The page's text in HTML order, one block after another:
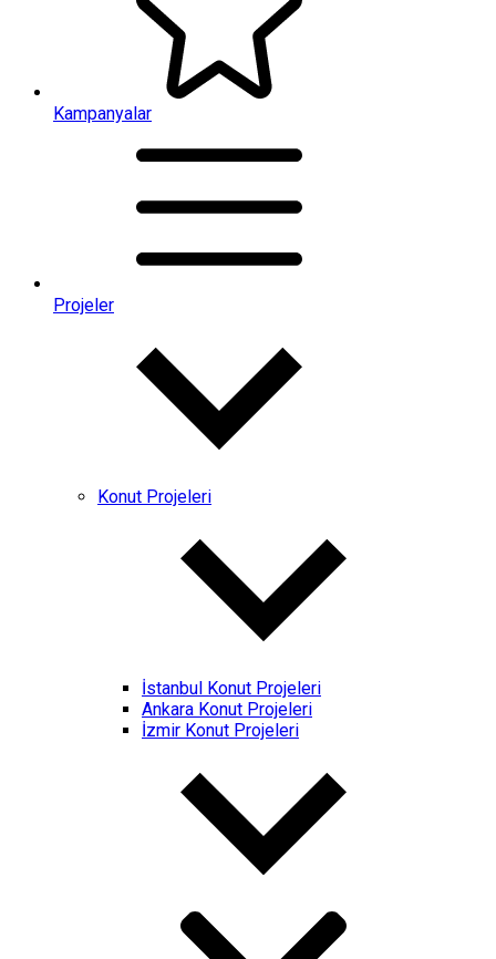
Kampanyalar
Projeler
Konut Projeleri
İstanbul Konut Projeleri
Ankara Konut Projeleri
İzmir Konut Projeleri